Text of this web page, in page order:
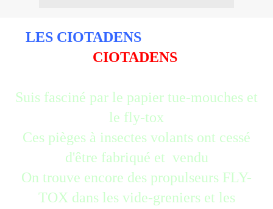
LES CIOTADENS
CIOTADENS
Suis fasciné par le papier tue-mouches et
le fly-tox
Ces pièges à insectes volants ont cessé
d'être fabriqué et vendu
On trouve encore des propulseurs FLY-
TOX dans les vide-greniers et les